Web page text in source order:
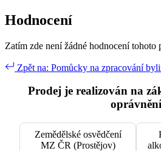
Hodnocení
Zatím zde není žádné hodnocení tohoto
Zpět na: Pomůcky na zpracování
Prodej je realizován na
oprávnění
Zemědělské osvědčení
MZ ČR (Prostějov)